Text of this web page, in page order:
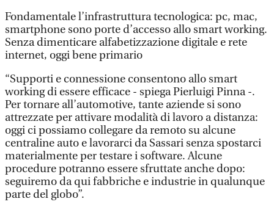
Fondamentale l’infrastruttura tecnologica: pc, mac,
smartphone sono porte d’accesso allo smart working.
Senza dimenticare alfabetizzazione digitale e rete
internet, oggi bene primario
“Supporti e connessione consentono allo smart
working di essere efficace - spiega Pierluigi Pinna -.
Per tornare all’automotive, tante aziende si sono
attrezzate per attivare modalità di lavoro a distanza:
oggi ci possiamo collegare da remoto su alcune
centraline auto e lavorarci da Sassari senza spostarci
materialmente per testare i software. Alcune
procedure potranno essere sfruttate anche dopo:
seguiremo da qui fabbriche e industrie in qualunque
parte del globo”.